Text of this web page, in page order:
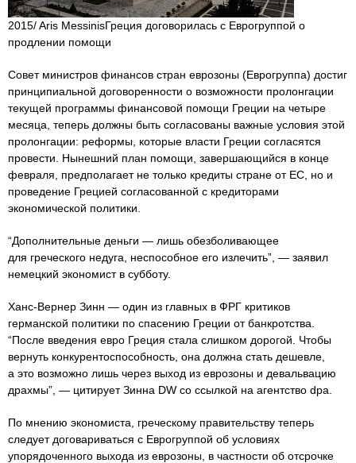
2015/ Aris MessinisГреция договорилась с Еврогруппой о
продлении помощи
Совет министров финансов стран еврозоны (Еврогруппа) достиг
принципиальной договоренности о возможности пролонгации
текущей программы финансовой помощи Греции на четыре
месяца, теперь должны быть согласованы важные условия этой
пролонгации: реформы, которые власти Греции согласятся
провести. Нынешний план помощи, завершающийся в конце
февраля, предполагает не только кредиты стране от ЕС, но и
проведение Грецией согласованной с кредиторами
экономической политики.
“Дополнительные деньги — лишь обезболивающее
для греческого недуга, неспособное его излечить”, — заявил
немецкий экономист в субботу.
Ханс-Вернер Зинн — один из главных в ФРГ критиков
германской политики по спасению Греции от банкротства.
“После введения евро Греция стала слишком дорогой. Чтобы
вернуть конкурентоспособность, она должна стать дешевле,
а это возможно лишь через выход из еврозоны и девальвацию
драхмы”, — цитирует Зинна DW со ссылкой на агентство dpa.
По мнению экономиста, греческому правительству теперь
следует договариваться с Еврогруппой об условиях
упорядоченного выхода из еврозоны, в частности об отсрочке